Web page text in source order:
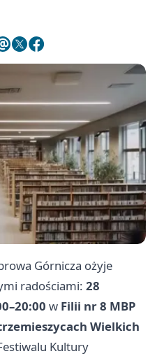
Górnicza ożyje
radościami: 28
w Filii nr 8 MBP
Wielkich
Kultury